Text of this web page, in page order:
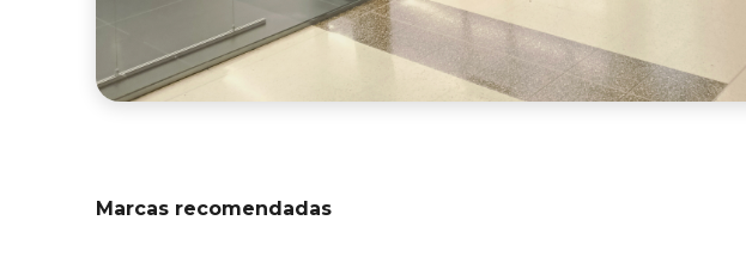
Marcas recomendadas